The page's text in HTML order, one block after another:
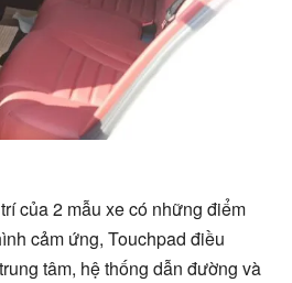
của 2 mẫu xe có những điểm
cảm ứng, Touchpad điều
tâm, hệ thống dẫn đường và